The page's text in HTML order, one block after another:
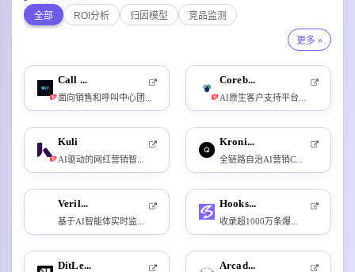
全部 ROI分析 归因模型 竞品监测
更多 »
新
Call ...
面向销售和呼叫中心团... 新
Coreb...
AI原生客户支持平台...
新
Kuli
AI驱动的网红营销智...
Kroni...
全链路自治AI营销C...
Veril...
基于AI智能体实时监...
Hooks...
收录超1000万条爆...
DitLe... Arcad...